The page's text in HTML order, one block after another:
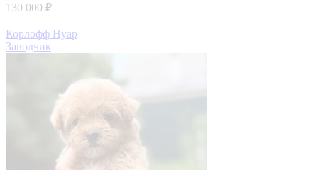
130 000 ₽
Корлофф Нуар
Заводчик